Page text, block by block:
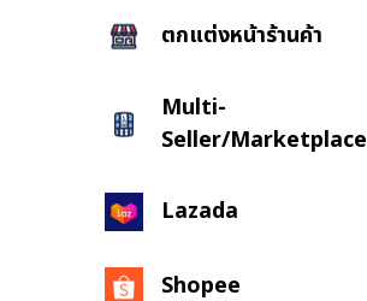
ตกแต่งหน้าร้านค้า
Multi-
Seller/Marketplace
Lazada
Shopee